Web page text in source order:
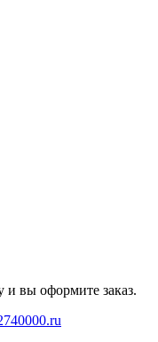
и вы оформите заказ.
.ru